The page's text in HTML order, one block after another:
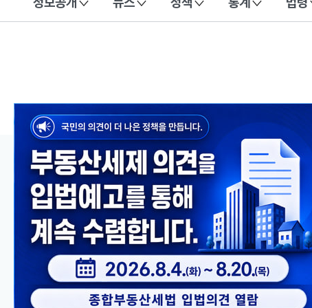
이 누리집은 대한민국 공식 전자정부 누리집입니다.
메인 콘텐츠